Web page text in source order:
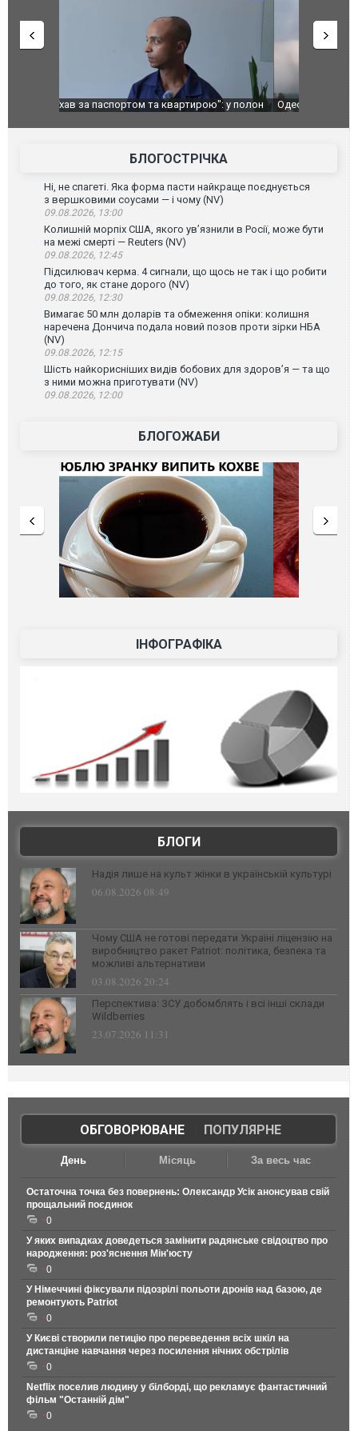
Одесу накрила потужна злива з градом та
Вже
БЛОГОСТРІЧКА
Ні, не спагеті. Яка форма пасти найкраще поєднується
з вершковими соусами — і чому (NV)
09.08.2026, 13:00
Колишній морпіх США, якого ув’язнили в Росії, може бути
на межі смерті — Reuters (NV)
09.08.2026, 12:45
Підсилювач керма. 4 сигнали, що щось не так і що робити
до того, як стане дорого (NV)
09.08.2026, 12:30
Вимагає 50 млн доларів та обмеження опіки: колишня
наречена Дончича подала новий позов проти зірки НБА
(NV)
09.08.2026, 12:15
Шість найкорисніших видів бобових для здоров’я — та що
з ними можна приготувати (NV)
09.08.2026, 12:00
БЛОГОЖАБИ
ІНФОГРАФІКА
БЛОГИ
Надія лише на культ жінки в українській культурі
06.08.2026 08:49
Чому США не готові передати Україні ліцензію на
виробництво ракет Patriot: політика, безпека та
можливі альтернативи
03.08.2026 20:24
Перспектива: ЗСУ добомблять і всі інші склади
Wildberries
23.07.2026 11:31
ОБГОВОРЮВАНЕ| ПОПУЛЯРНЕ
День Місяць За весь час
Остаточна точка без повернень: Олександр Усік анонсував свій
прощальний поєдинок
0
У яких випадках доведеться замінити радянське свідоцтво про
народження: роз'яснення Мін'юсту
0
У Німеччині фіксували підозрілі польоти дронів над базою, де
ремонтують Patriot
0
У Києві створили петицію про переведення всіх шкіл на
дистанціне навчання через посилення нічних обстрілів
0
Netflix поселив людину у білборді, що рекламує фантастичний
фільм "Останній дім"
0